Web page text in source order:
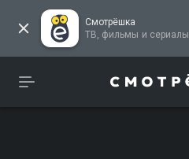
Смотрёшка
ТВ, фильмы и сериалы